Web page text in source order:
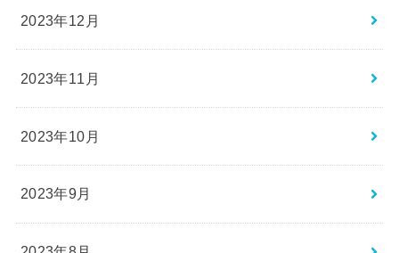
2023年12月
2023年11月
2023年10月
2023年9月